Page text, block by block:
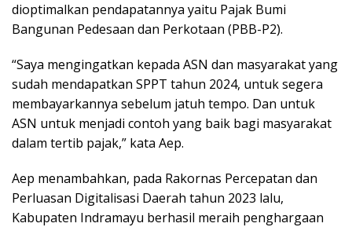
dioptimalkan pendapatannya yaitu Pajak Bumi
Bangunan Pedesaan dan Perkotaan (PBB-P2).
“Saya mengingatkan kepada ASN dan masyarakat yang
sudah mendapatkan SPPT tahun 2024, untuk segera
membayarkannya sebelum jatuh tempo. Dan untuk
ASN untuk menjadi contoh yang baik bagi masyarakat
dalam tertib pajak,” kata Aep.
Aep menambahkan, pada Rakornas Percepatan dan
Perluasan Digitalisasi Daerah tahun 2023 lalu,
Kabupaten Indramayu berhasil meraih penghargaan